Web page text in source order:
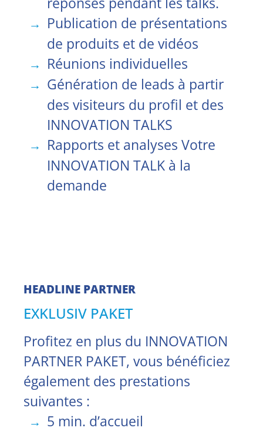
Publication de présentations
de produits et de vidéos
Réunions individuelles
Génération de leads à partir
des visiteurs du profil et des
INNOVATION TALKS
Rapports et analyses Votre
INNOVATION TALK à la
demande
HEADLINE PARTNER
EXKLUSIV PAKET
Profitez en plus du INNOVATION
PARTNER PAKET, vous bénéficiez
également des prestations
suivantes :
5 min. d’accueil